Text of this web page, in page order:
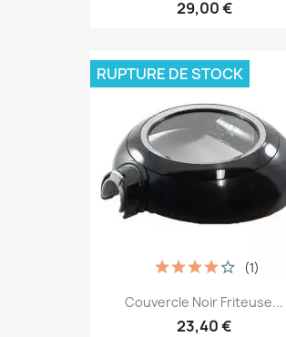
29,00 €
Couvercle Noir Friteuse...
23,40 €
(1)
RUPTURE DE STOCK